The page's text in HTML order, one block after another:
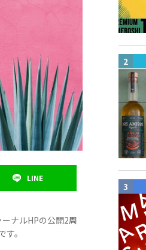
LINE
ナルHPの公開2周
。